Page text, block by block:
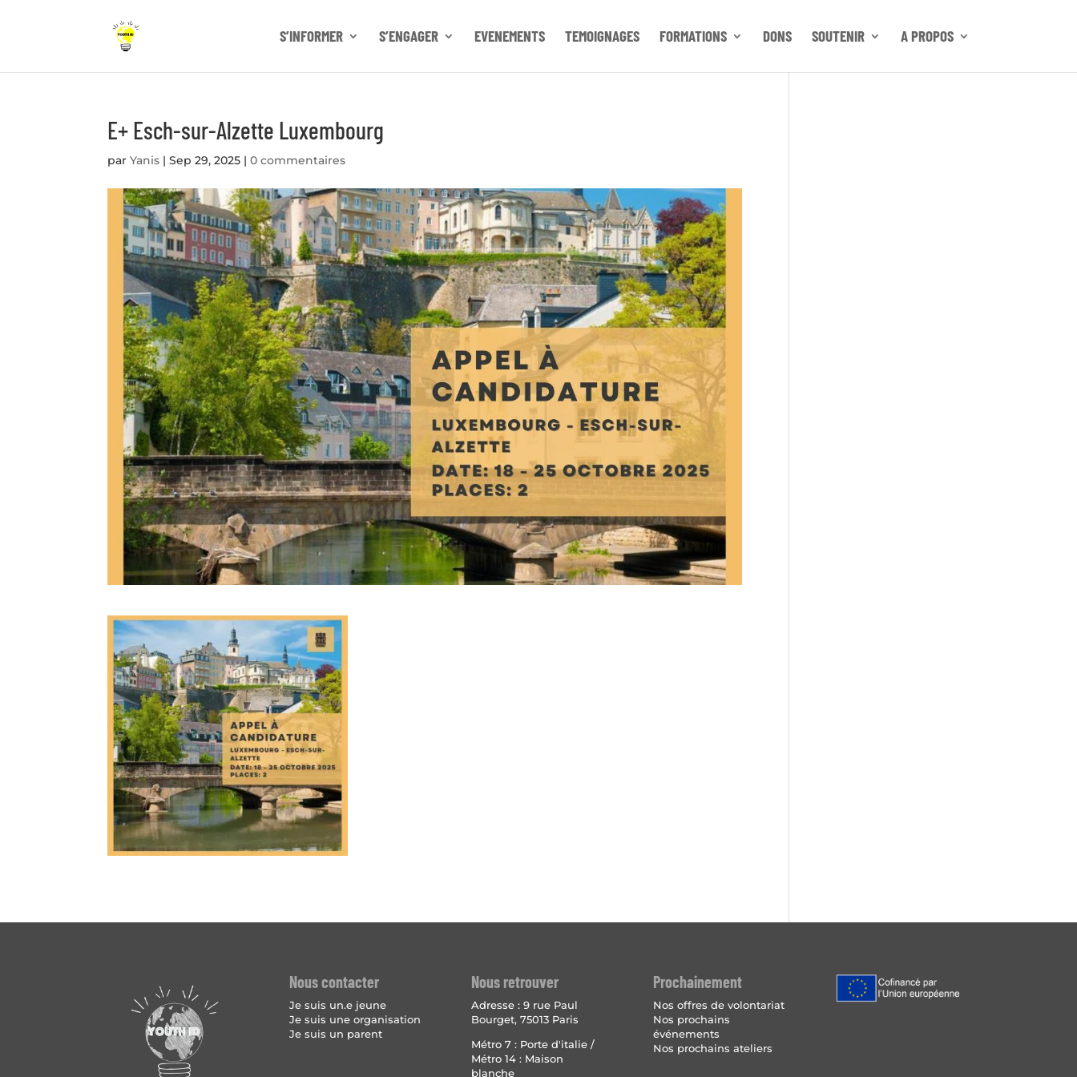
S’INFORMER S’ENGAGER EVENEMENTS TEMOIGNAGES FORMATIONS DONS SOUTENIR A PROPOS
E+ Esch-sur-Alzette Luxembourg
parYanis |Sep 29, 2025 |0 commentaires
Nous contacter
Je suis un.e jeune
Je suis une organisation
Je suis un parent
Nous retrouver
Adresse :9 rue Paul
Bourget, 75013 Paris
Métro 7 : Porte d'italie /
Métro 14 : Maison
blanche
Prochainement
Nos offres de volontariat
Nos prochains
événements
Nos prochains ateliers